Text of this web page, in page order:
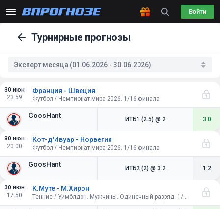
Войти
Турнирные прогнозы
Эксперт месяца (01.06.2026 - 30.06.2026)
30 июн
23:59
GoosHant
Франция - Швеция
Футбол / Чемпионат мира 2026. 1/16 финала
ИТБ1 (2.5) @ 2 3:0
30 июн
20:00
GoosHant
Кот-д'Ивуар - Норвегия
Футбол / Чемпионат мира 2026. 1/16 финала
ИТБ2 (2) @ 3.2 1:2
30 июн
17:50
К.Муте - М.Хирон
Теннис / Уимблдон. Мужчины. Одиночный разряд. 1/64 финала